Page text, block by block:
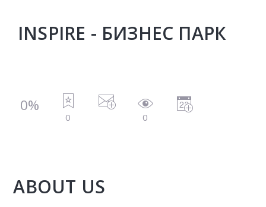
INSPIRE - БИЗНЕС ПАРК
0%
0 0
ABOUT US